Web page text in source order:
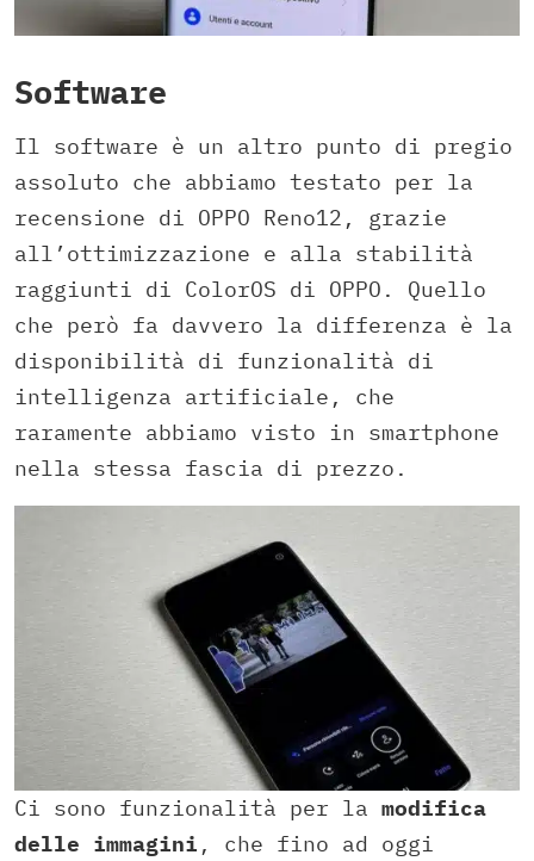
Software
Il software è un altro punto di pregio
assoluto che abbiamo testato per la
recensione di OPPO Reno12, grazie
all’ottimizzazione e alla stabilità
raggiunti di ColorOS di OPPO. Quello
che però fa davvero la differenza è la
disponibilità di funzionalità di
intelligenza artificiale, che
raramente abbiamo visto in smartphone
nella stessa fascia di prezzo.
Ci sono funzionalità per la modifica
delle immagini , che fino ad oggi